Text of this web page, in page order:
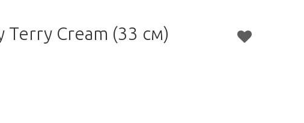
Terry Cream (33 см)